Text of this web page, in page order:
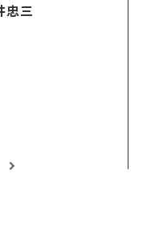
忠三